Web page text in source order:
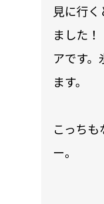
見に行
ました
アです
ます。
こっち
ー。